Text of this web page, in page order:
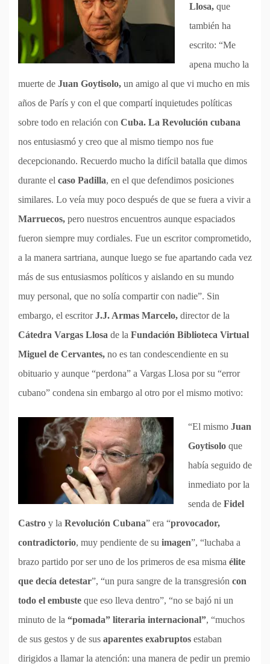
Llosa, que
también ha
escrito: “Me
apena mucho la
muerte de Juan Goytisolo, un amigo al que vi mucho en mis
años de París y con el que compartí inquietudes políticas
sobre todo en relación con Cuba. La Revolución cubana
nos entusiasmó y creo que al mismo tiempo nos fue
decepcionando. Recuerdo mucho la difícil batalla que dimos
durante el caso Padilla, en el que defendimos posiciones
similares. Lo veía muy poco después de que se fuera a vivir a
Marruecos, pero nuestros encuentros aunque espaciados
fueron siempre muy cordiales. Fue un escritor comprometido,
a la manera sartriana, aunque luego se fue apartando cada vez
más de sus entusiasmos políticos y aislando en su mundo
muy personal, que no solía compartir con nadie”. Sin
embargo, el escritorJ.J. Armas Marcelo, director de la
Cátedra Vargas Llosa de la Fundación Biblioteca Virtual
Miguel de Cervantes, no es tan condescendiente en su
obituario y aunque “perdona” a Vargas Llosa por su “error
cubano” condena sin embargo al otro por el mismo motivo:
“El mismo Juan
Goytisolo que
había seguido de
inmediato por la
senda de Fidel
Castro y la Revolución Cubana” era “provocador,
contradictorio, muy pendiente de su imagen”, “luchaba a
brazo partido por ser uno de los primeros de esa misma élite
que decía detestar”, “un pura sangre de la transgresión con
todo el embuste que eso lleva dentro”, “no se bajó ni un
minuto de la “pomada” literaria internacional”, “muchos
de sus gestos y de sus aparentes exabruptos estaban
dirigidos a llamar la atención: una manera de pedir un premio